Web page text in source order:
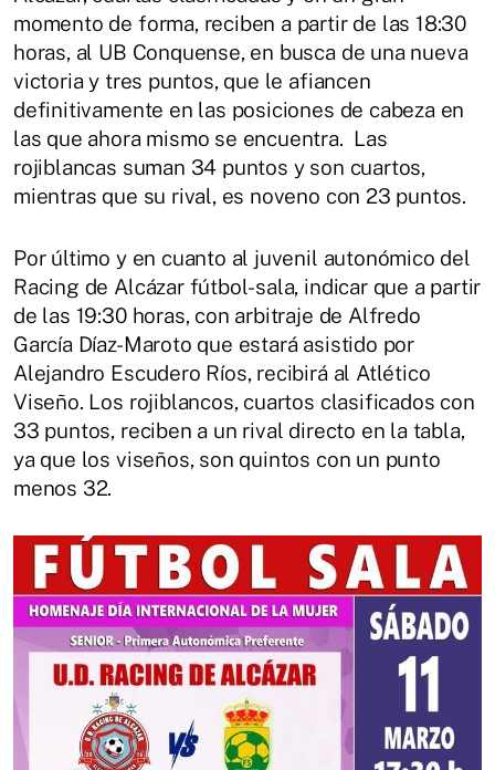
momento de forma, reciben a partir de las 18:30
horas, al UB Conquense, en busca de una nueva
victoria y tres puntos, que le afiancen
definitivamente en las posiciones de cabeza en
las que ahora mismo se encuentra. Las
rojiblancas suman 34 puntos y son cuartos,
mientras que su rival, es noveno con 23 puntos.
Por último y en cuanto al juvenil autonómico del
Racing de Alcázar fútbol-sala, indicar que a partir
de las 19:30 horas, con arbitraje de Alfredo
García Díaz-Maroto que estará asistido por
Alejandro Escudero Ríos, recibirá al Atlético
Viseño. Los rojiblancos, cuartos clasificados con
33 puntos, reciben a un rival directo en la tabla,
ya que los viseños, son quintos con un punto
menos 32.